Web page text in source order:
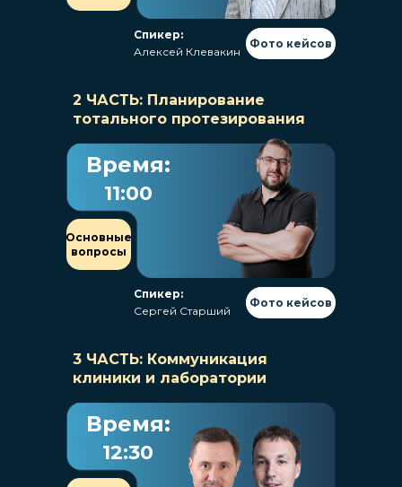
Спикер:
Алексей Клевакин
Фото кейсов
Спикер:
Сергей Старший
2 ЧАСТЬ: Планирование
тотального протезирования
11:00
Время:
Фото кейсов
Основные
вопросы
3 ЧАСТЬ: Коммуникация
клиники и лаборатории
12:30
Время: